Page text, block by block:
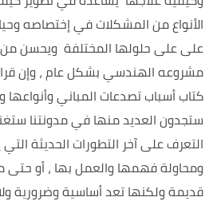
الأنواع من المشكلات في إختصاصه
على على حلولها المختلفة ويحسن
مشروعه الهندسي بشكل عام ، وإن
كتاب أسباب تصدعات المباني وأنواعها
ستجدون العديد منها في مدونتنا
التعرف على آخر التطورات الحديثة
ومحاولة فهمها والعمل بها ، أو
قديمة ولكنها تعد أساسية وضرورية